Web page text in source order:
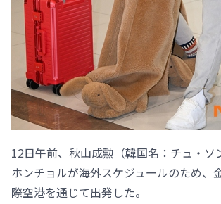
12日午前、秋山成勲（韓国名：チュ・ソ
ホンチョルが海外スケジュールのため、
際空港を通じて出発した。